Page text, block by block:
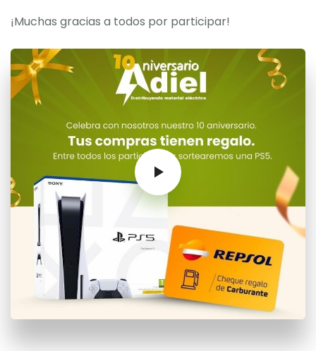
¡Muchas gracias a todos por participar!